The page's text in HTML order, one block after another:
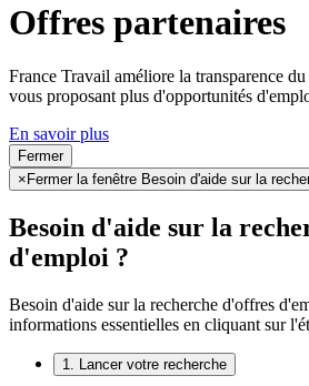
Offres partenaires
France Travail améliore la transparence
vous proposant plus d'opportunités
En savoir plus
Fermer
× Fermer la fenêtre Besoin d'aide sur la
Besoin d'aide sur la
d'emploi ?
Besoin d'aide sur la recherche d'offres
informations essentielles en cliquant sur
1. Lancer votre recherche